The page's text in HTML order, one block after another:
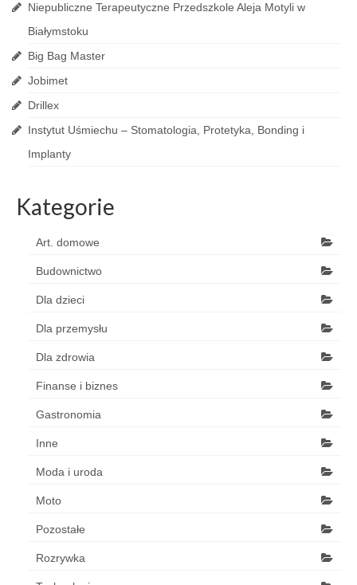
Niepubliczne Terapeutyczne Przedszkole Aleja Motyli w
Białymstoku
Big Bag Master
Jobimet
Drillex
Instytut Uśmiechu – Stomatologia, Protetyka, Bonding i
Implanty
Kategorie
Art. domowe
Budownictwo
Dla dzieci
Dla przemysłu
Dla zdrowia
Finanse i biznes
Gastronomia
Inne
Moda i uroda
Moto
Pozostałe
Rozrywka